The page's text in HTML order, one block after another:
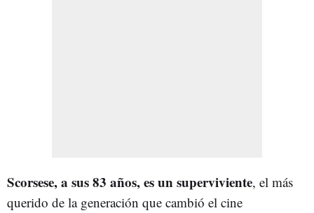
Scorsese, a sus 83 años, es un superviviente, el más
querido de la generación que cambió el cine